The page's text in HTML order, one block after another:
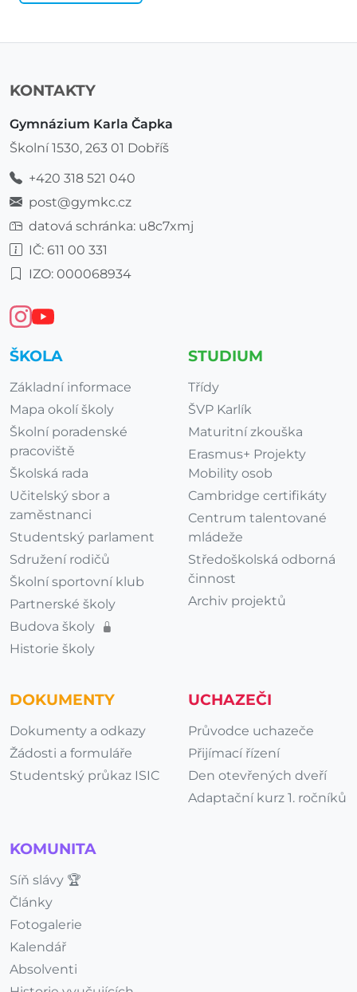
KONTAKTY
Gymnázium Karla Čapka
Školní 1530, 263 01 Dobříš
+420 318 521 040
post@gymkc.cz
datová schránka: u8c7xmj
IČ: 611 00 331
IZO: 000068934
ŠKOLA
Základní informace
Mapa okolí školy
Školní poradenské
pracoviště
Školská rada
Učitelský sbor a
zaměstnanci
Studentský parlament
Sdružení rodičů
Školní sportovní klub
Partnerské školy
Budova školy
Historie školy
STUDIUM
Třídy
ŠVP Karlík
Maturitní zkouška
Erasmus+ Projekty
Mobility osob
Cambridge certifikáty
Centrum talentované
mládeže
Středoškolská odborná
činnost
Archiv projektů
DOKUMENTY
Dokumenty a odkazy
Žádosti a formuláře
Studentský průkaz ISIC
UCHAZEČI
Průvodce uchazeče
Přijímací řízení
Den otevřených dveří
Adaptační kurz 1. ročníků
KOMUNITA
Síň slávy 🏆
Články
Fotogalerie
Kalendář
Absolventi